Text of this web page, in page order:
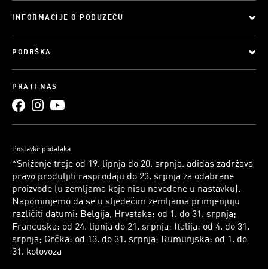
INFORMACIJE O PODUZEĆU
PODRŠKA
PRATI NAS
Postavke podataka
*Sniženje traje od 19. lipnja do 20. srpnja. adidas zadržava
pravo produljiti rasprodaju do 23. srpnja za odabrane
proizvode (u zemljama koje nisu navedene u nastavku).
Napominjemo da se u sljedećim zemljama primjenjuju
različiti datumi: Belgija, Hrvatska: od 1. do 31. srpnja;
Francuska: od 24. lipnja do 21. srpnja; Italija: od 4. do 31.
srpnja; Grčka: od 13. do 31. srpnja; Rumunjska: od 1. do
31. kolovoza